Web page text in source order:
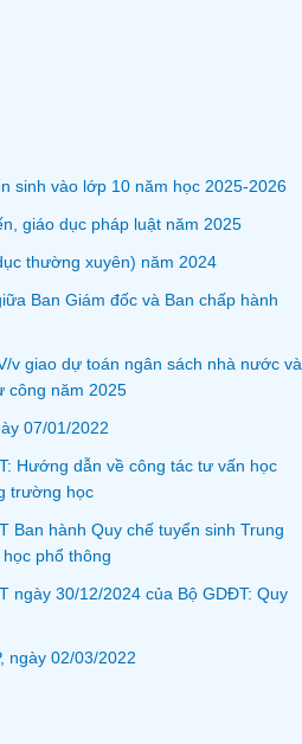
sinh vào lớp 10 năm học 2025-2026
giáo dục pháp luật năm 2025
thường xuyên) năm 2024
Ban Giám đốc và Ban chấp hành
v giao dự toán ngân sách nhà nước và
công năm 2025
07/01/2022
Hướng dẫn về công tác tư vấn học
trường học
Ban hành Quy chế tuyển sinh Trung
phổ thông
ngày 30/12/2024 của Bộ GDĐT: Quy
ngày 02/03/2022